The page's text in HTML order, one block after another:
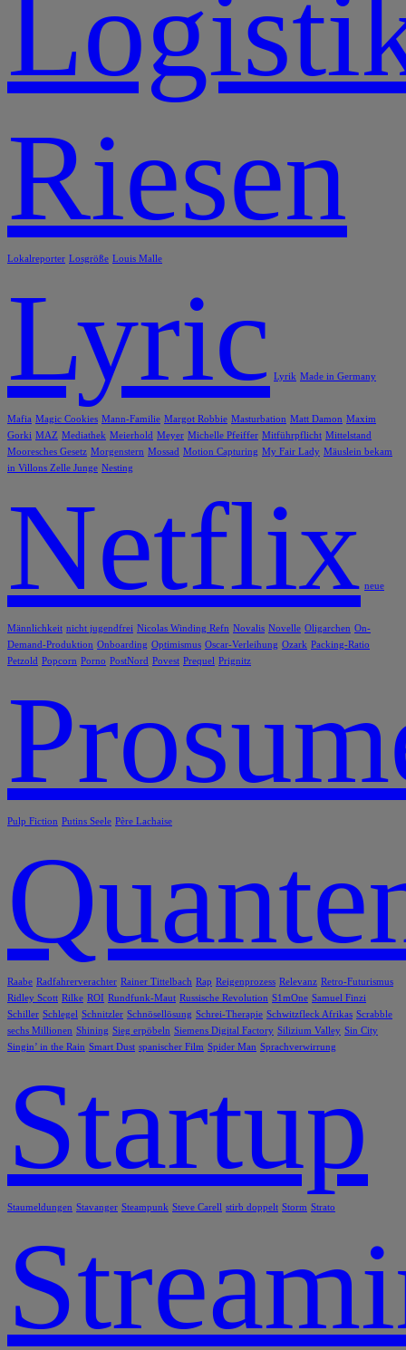
Riesen
Lokalreporter Losgröße Louis Malle
Lyric Lyrik Made in Germany
Mafia Magic Cookies Mann-Familie Margot Robbie Masturbation Matt Damon Maxim
Gorki MAZ Mediathek Meierhold Meyer Michelle Pfeiffer Mitführpflicht Mittelstand
Mooresches Gesetz Morgenstern Mossad Motion Capturing My Fair Lady Mäuslein bekam
in Villons Zelle Junge Nesting
Netflix neue
Männlichkeit nicht jugendfrei Nicolas Winding Refn Novalis Novelle Oligarchen On-
Demand-Produktion Onboarding Optimismus Oscar-Verleihung Ozark Packing-Ratio
Petzold Popcorn Porno PostNord Povest Prequel Prignitz
Pulp Fiction Putins Seele Père Lachaise
Raabe Radfahrerverachter Rainer Tittelbach Rap Reigenprozess Relevanz Retro-Futurismus
Ridley Scott Rilke ROI Rundfunk-Maut Russische Revolution S1mOne Samuel Finzi
Schiller Schlegel Schnitzler Schnösellösung Schrei-Therapie Schwitzfleck Afrikas Scrabble
sechs Millionen Shining Sieg erpöbeln Siemens Digital Factory Silizium Valley Sin City
Singin’ in the Rain Smart Dust spanischer Film Spider Man Sprachverwirrung
Startup
Staumeldungen Stavanger Steampunk Steve Carell stirb doppelt Storm Strato